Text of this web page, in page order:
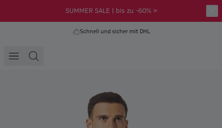
SUMMER SALE | bis zu -60% >
Schnell und sicher mit DHL